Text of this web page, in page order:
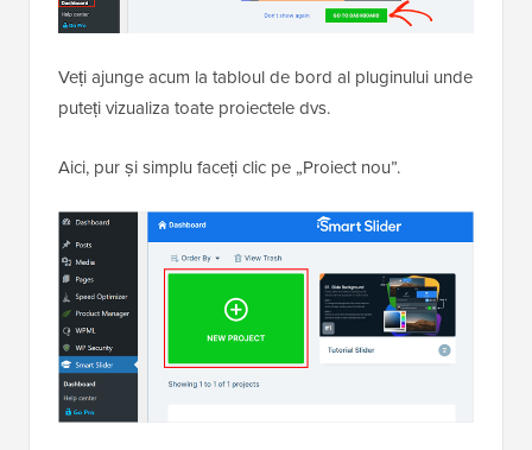
Veți ajunge acum la tabloul de bord al pluginului unde
puteți vizualiza toate proiectele dvs.
Aici, pur și simplu faceți clic pe „Proiect nou”.